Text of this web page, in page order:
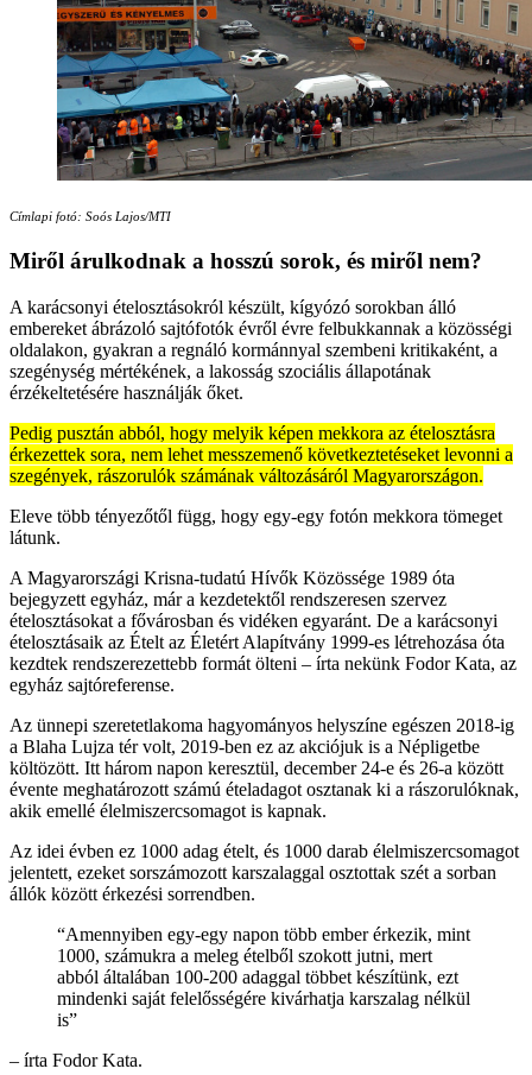
Címlapi fotó: Soós Lajos/MTI
Miről árulkodnak a hosszú sorok, és miről nem?
A karácsonyi ételosztásokról készült, kígyózó sorokban álló
embereket ábrázoló sajtófotók évről évre felbukkannak a közösségi
oldalakon, gyakran a regnáló kormánnyal szembeni kritikaként, a
szegénység mértékének, a lakosság szociális állapotának
érzékeltetésére használják őket.
Pedig pusztán abból, hogy melyik képen mekkora az ételosztásra
érkezettek sora, nem lehet messzemenő következtetéseket levonni a
szegények, rászorulók számának változásáról Magyarországon.
Eleve több tényezőtől függ, hogy egy-egy fotón mekkora tömeget
látunk.
A Magyarországi Krisna-tudatú Hívők Közössége 1989 óta
bejegyzett egyház, már a kezdetektől rendszeresen szervez
ételosztásokat a fővárosban és vidéken egyaránt. De a karácsonyi
ételosztásaik az Ételt az Életért Alapítvány 1999-es létrehozása óta
kezdtek rendszerezettebb formát ölteni – írta nekünk Fodor Kata, az
egyház sajtóreferense.
Az ünnepi szeretetlakoma hagyományos helyszíne egészen 2018-ig
a Blaha Lujza tér volt, 2019-ben ez az akciójuk is a Népligetbe
költözött. Itt három napon keresztül, december 24-e és 26-a között
évente meghatározott számú ételadagot osztanak ki a rászorulóknak,
akik emellé élelmiszercsomagot is kapnak.
Az idei évben ez 1000 adag ételt, és 1000 darab élelmiszercsomagot
jelentett, ezeket sorszámozott karszalaggal osztottak szét a sorban
állók között érkezési sorrendben.
“Amennyiben egy-egy napon több ember érkezik, mint
1000, számukra a meleg ételből szokott jutni, mert
abból általában 100-200 adaggal többet készítünk, ezt
mindenki saját felelősségére kivárhatja karszalag nélkül
is”
– írta Fodor Kata.